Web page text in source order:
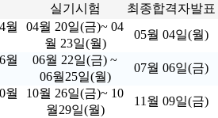
실기시험
최종합격자발표
월
04월 20일(금)~ 04
월 23일(월)
05월 04일(월)
월
06월 22일(금) ~
06월25일(월)
07월 06일(금)
월
10월 26일(금)~ 10
월29일(월)
11월 09일(금)